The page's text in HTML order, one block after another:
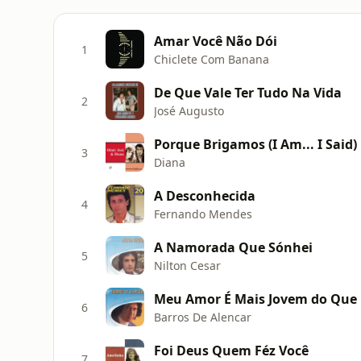
1 Amar Você Não Dói
Chiclete Com Banana
2 De Que Vale Ter Tudo Na Vida
José Augusto
3 Porque Brigamos (I Am... I Said)
Diana
4 A Desconhecida
Fernando Mendes
5 A Namorada Que Sónhei
Nilton Cesar
6 Meu Amor É Mais Jovem do Que
Barros De Alencar
Foi Deus Quem Féz Você